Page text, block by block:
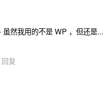
虽然我用的不是 WP ，但还是...
回复